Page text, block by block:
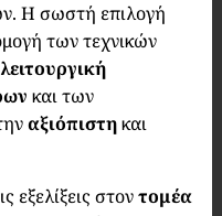
Η σωστή επιλογή
των τεχνικών
λειτουργική
και των
αξιόπιστηκαι
εξελίξεις στοντομέα